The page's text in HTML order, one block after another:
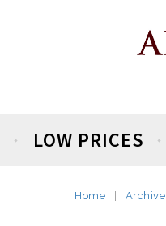
LOW PRICES
Home Archive